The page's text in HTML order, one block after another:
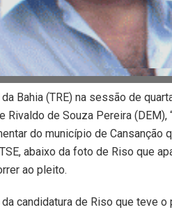
Bahia (TRE) na sessão de
de Souza Pereira (DEM),
do município de Cansanção
abaixo da foto de Riso que
ao pleito.
candidatura de Riso que teve